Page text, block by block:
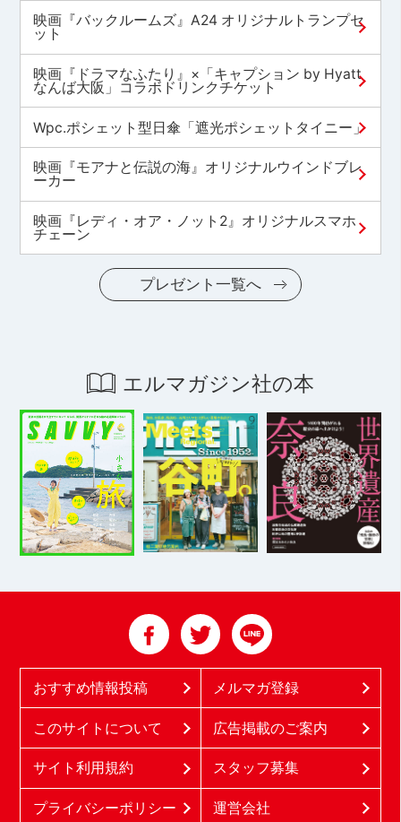
映画『バックルームズ』A24 オリジナルトランプセ
ット
映画『ドラマなふたり』×「キャプション by Hyatt
なんば大阪」コラボドリンクチケット
Wpc.ポシェット型日傘「遮光ポシェットタイニー」
映画『モアナと伝説の海』オリジナルウインドブレ
ーカー
映画『レディ・オア・ノット2』オリジナルスマホ
チェーン
プレゼント一覧へ
エルマガジン社の本
おすすめ情報投稿 メルマガ登録
このサイトについて 広告掲載のご案内
サイト利用規約 スタッフ募集
プライバシーポリシー 運営会社